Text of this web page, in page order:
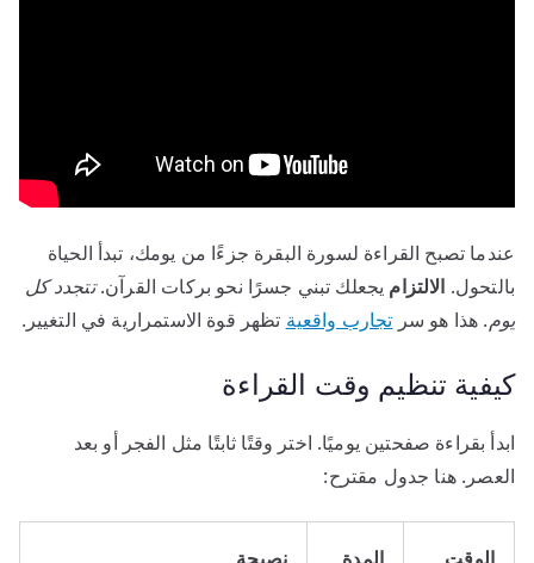
عندما تصبح القراءة لسورة البقرة جزءًا من يومك، تبدأ الحياة
بالتحول. الالتزام يجعلك تبني جسرًا نحو بركات القرآن.تتجدد كل
يوم. هذا هو سر تجارب واقعية تظهر قوة الاستمرارية في التغيير.
كيفية تنظيم وقت القراءة
ابدأ بقراءة صفحتين يوميًا. اختر وقتًا ثابتًا مثل الفجر أو بعد
العصر. هنا جدول مقترح: